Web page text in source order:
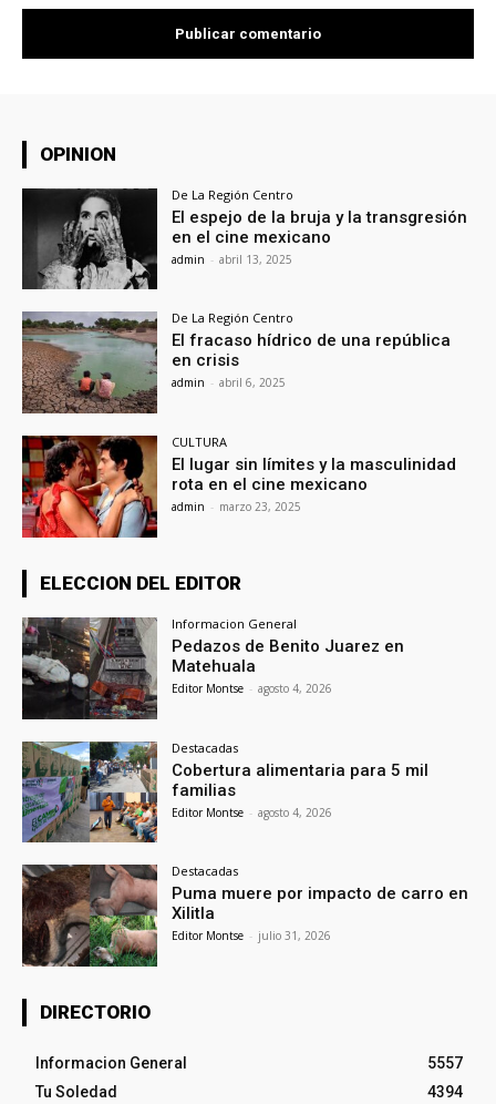
OPINION
De La Región Centro
El espejo de la bruja y la transgresión
en el cine mexicano
admin - abril 13, 2025
De La Región Centro
El fracaso hídrico de una república
en crisis
admin - abril 6, 2025
CULTURA
El lugar sin límites y la masculinidad
rota en el cine mexicano
admin - marzo 23, 2025
ELECCION DEL EDITOR
Informacion General
Pedazos de Benito Juarez en
Matehuala
Editor Montse - agosto 4, 2026
Destacadas
Cobertura alimentaria para 5 mil
familias
Editor Montse - agosto 4, 2026
Destacadas
Puma muere por impacto de carro en
Xilitla
Editor Montse - julio 31, 2026
DIRECTORIO
Informacion General
5557
Tu Soledad
4394